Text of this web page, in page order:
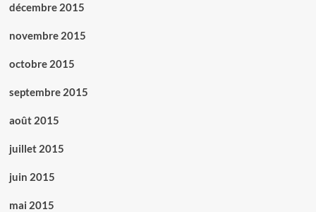
décembre 2015
novembre 2015
octobre 2015
septembre 2015
août 2015
juillet 2015
juin 2015
mai 2015